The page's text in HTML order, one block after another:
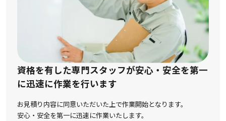
資格を有した専門スタッフが安心・安全を第一
に迅速に作業を行います
お見積り内容に同意いただいた上で作業開始となります。
安心・安全を第一に迅速に作業いたします。